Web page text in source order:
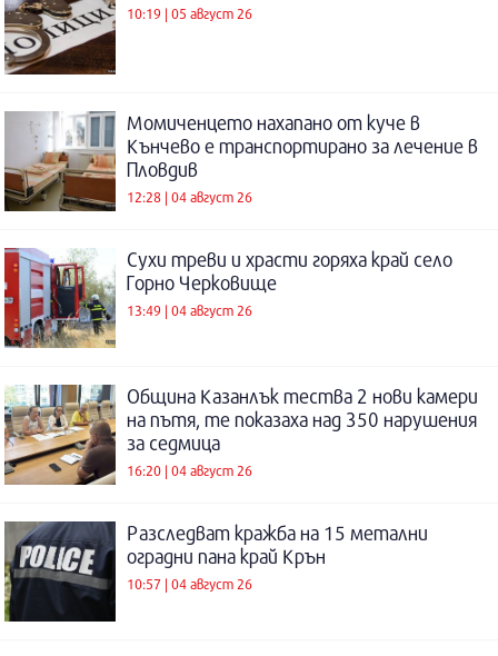
10:19 | 05 август 26
Момиченцето нахапано от куче в
Кънчево е транспортирано за лечение в
Пловдив
12:28 | 04 август 26
Сухи треви и храсти горяха край село
Горно Черковище
13:49 | 04 август 26
Община Казанлък тества 2 нови камери
на пътя, те показаха над 350 нарушения
за седмица
16:20 | 04 август 26
Разследват кражба на 15 метални
оградни пана край Крън
10:57 | 04 август 26